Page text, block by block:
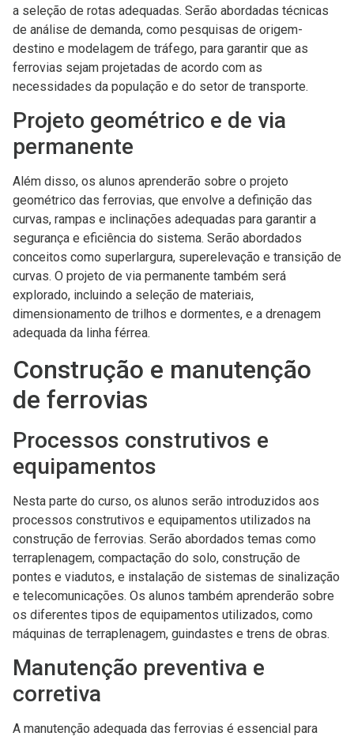
a seleção de rotas adequadas. Serão abordadas técnicas
de análise de demanda, como pesquisas de origem-
destino e modelagem de tráfego, para garantir que as
ferrovias sejam projetadas de acordo com as
necessidades da população e do setor de transporte.
Projeto geométrico e de via
permanente
Além disso, os alunos aprenderão sobre o projeto
geométrico das ferrovias, que envolve a definição das
curvas, rampas e inclinações adequadas para garantir a
segurança e eficiência do sistema. Serão abordados
conceitos como superlargura, superelevação e transição de
curvas. O projeto de via permanente também será
explorado, incluindo a seleção de materiais,
dimensionamento de trilhos e dormentes, e a drenagem
adequada da linha férrea.
Construção e manutenção
de ferrovias
Processos construtivos e
equipamentos
Nesta parte do curso, os alunos serão introduzidos aos
processos construtivos e equipamentos utilizados na
construção de ferrovias. Serão abordados temas como
terraplenagem, compactação do solo, construção de
pontes e viadutos, e instalação de sistemas de sinalização
e telecomunicações. Os alunos também aprenderão sobre
os diferentes tipos de equipamentos utilizados, como
máquinas de terraplenagem, guindastes e trens de obras.
Manutenção preventiva e
corretiva
A manutenção adequada das ferrovias é essencial para